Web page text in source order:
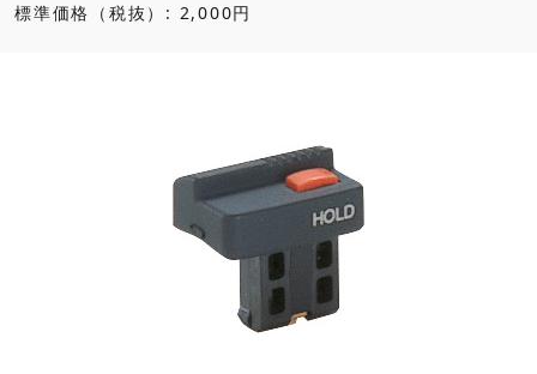
標準価格（税抜）: 2,000円